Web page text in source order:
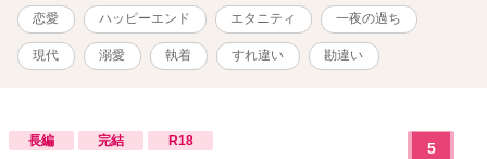
始まる現代ラブ。 ▼掲載先→エブリスタ、ベリーズカフェ、アルフ
ァポリス（性描写多め版）
恋愛 ハッピーエンド エタニティ 一夜の過ち
現代 溺愛 執着 すれ違い 勘違い
長編 完結 R18 5